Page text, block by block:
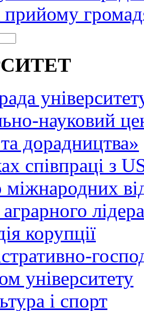
прийому
науковий
дорадництва»
співпраці з
міжнародних
лідера
корупції
університету
і спорт